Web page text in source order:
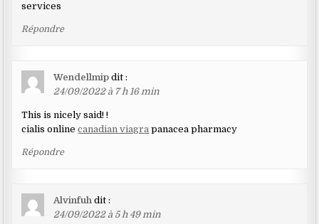
services
Répondre
Wendellmip dit :
24/09/2022 à 7 h 16 min
This is nicely said! !
cialis onlinecanadian viagra panacea pharmacy
Répondre
Alvinfuh dit :
24/09/2022 à 5 h 49 min